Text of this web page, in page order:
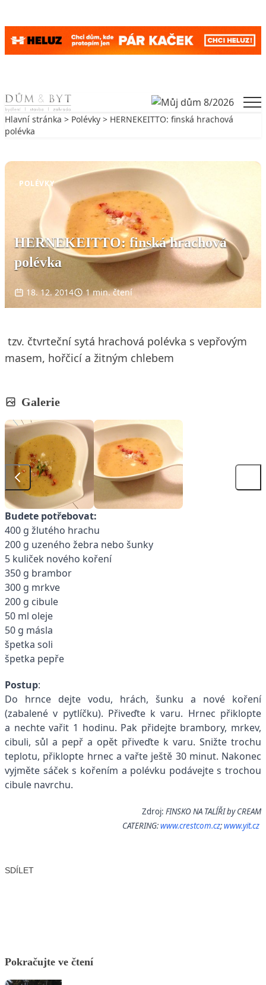
Skip to content
Hlavní stránka > Polévky > HERNEKEITTO: finská hrachová
polévka
POLÉVKY
HERNEKEITTO: finská hrachová
polévka
18. 12. 2014 1 min. čtení
tzv. čtvrteční sytá hrachová polévka s vepřovým
masem, hořčicí a žitným chlebem
Galerie
Budete potřebovat:
400 g žlutého hrachu
200 g uzeného žebra nebo šunky
5 kuliček nového koření
350 g brambor
300 g mrkve
200 g cibule
50 ml oleje
50 g másla
špetka soli
špetka pepře
Postup:
Do hrnce dejte vodu, hrách, šunku a nové koření
(zabalené v pytlíčku). Přiveďte k varu. Hrnec přiklopte
a nechte vařit 1 hodinu. Pak přidejte brambory, mrkev,
cibuli, sůl a pepř a opět přiveďte k varu. Snižte trochu
teplotu, přiklopte hrnec a vařte ještě 30 minut. Nakonec
vyjměte sáček s kořením a polévku podávejte s trochou
cibule navrchu.
Zdroj: FINSKO NA TALÍŘI by CREAM
CATERING:www.crestcom.cz;www.yit.cz
SDÍLET
Pokračujte ve čtení